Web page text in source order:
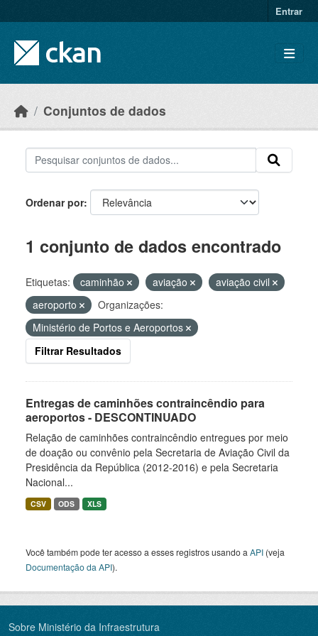
Entrar
Conjuntos de dados
Ordenar por
1 conjunto de dados encontrado
Etiquetas: caminhão aviação
aviação civil
aeroporto
Organizações:
Ministério de Portos e Aeroportos
Filtrar Resultados
Entregas de caminhões contraincêndio para
aeroportos - DESCONTINUADO
Relação de caminhões contraincêndio entregues por meio
de doação ou convênio pela Secretaria de Aviação Civil da
Presidência da República (2012-2016) e pela Secretaria
Nacional...
CSV ODS XLS
Você também pode ter acesso a esses registros usando a API (veja
Documentação da API).
Sobre Ministério da Infraestrutura